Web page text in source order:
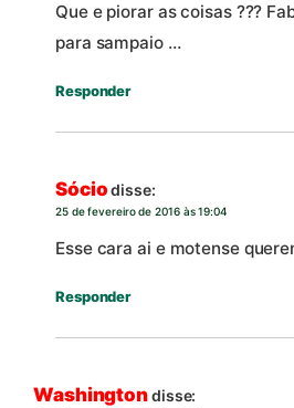
Que e piorar as coisas ???
para sampaio …
Responder
Sócio disse:
25 de fevereiro de 2016 às 19:04
Esse cara ai e motense
Responder
Washingtondisse: